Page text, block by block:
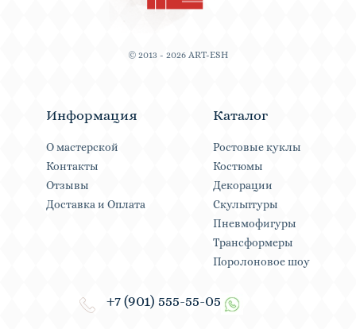
© 2013 - 2026 ART-ESH
Информация
О мастерской
Контакты
Отзывы
Доставка и Оплата
Каталог
Ростовые куклы
Костюмы
Декорации
Скульптуры
Пневмофигуры
Трансформеры
Поролоновое шоу
+7 (901) 555-55-05